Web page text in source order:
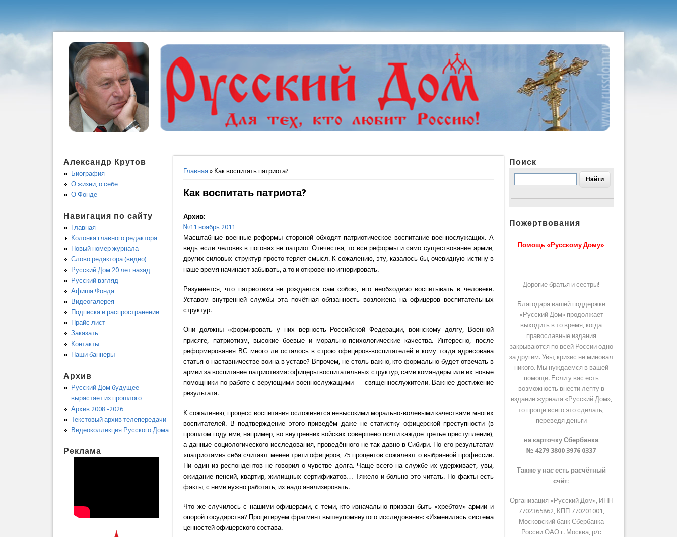
Вы здесь
Главная » Как воспитать патриота?
Как воспитать патриота?
Архив:
№11 ноябрь 2011
Масштабные военные реформы стороной обходят патриотическое воспитание военнослужащих. А
ведь если человек в погонах не патриот Отечества, то все реформы и само существование армии,
других силовых структур просто теряет смысл. К сожалению, эту, казалось бы, очевидную истину в
наше время начинают забывать, а то и откровенно игнорировать.
Разумеется, что патриотизм не рождается сам собою, его необходимо воспитывать в человеке.
Уставом внутренней службы эта почётная обязанность возложена на офицеров воспитательных
структур.
Они должны «формировать у них верность Российской Федерации, воинскому долгу, Военной
присяге, патриотизм, высокие боевые и морально-психологические качества. Интересно, после
реформирования ВС много ли осталось в строю офицеров-воспитателей и кому тогда адресована
статья о наставничестве воина в уставе? Впрочем, не столь важно, кто формально будет отвечать в
армии за воспитание патриотизма: офицеры воспитательных структур, сами командиры или их новые
помощники по работе с верующими военнослужащими — священнослужители. Важнее достижение
результата.
К сожалению, процесс воспитания осложняется невысокими морально-волевыми качествами многих
воспитателей. В подтверждение этого приведём даже не статистку офицерской преступности (в
прошлом году ими, например, во внутренних войсках совершено почти каждое третье преступление),
а данные социологического исследования, проведённого не так давно в Сибири. По его результатам
«патриотами» себя считают менее трети офицеров, 75 процентов сожалеют о выбранной профессии.
Ни один из респондентов не говорил о чувстве долга. Чаще всего на службе их удерживает, увы,
ожидание пенсий, квартир, жилищных сертификатов… Тяжело и больно это читать. Но факты есть
факты, с ними нужно работать, их надо анализировать.
Что же случилось с нашими офицерами, с теми, кто изначально призван быть «хребтом» армии и
опорой государства? Процитируем фрагмент вышеупомянутого исследования: «Изменилась система
ценностей офицерского состава.
Александр Крутов
Биография
О жизни, о себе
О Фонде
Навигация по сайту
Главная
Колонка главного редактора
Новый номер журнала
Слово редактора (видео)
Русский Дом 20 лет назад
Русский взгляд
Афиша Фонда
Видеогалерея
Подписка и распространение
Прайс лист
Заказать
Контакты
Наши баннеры
Архив
Русский Дом будущее
вырастает из прошлого
Архив 2008 -2026
Текстовый архив телепередачи
Видеоколлекция Русского Дома
Реклама
Поиск
Пожертвования
Помощь «Русскому Дому»
Дорогие братья и сестры!
Благодаря вашей поддержке
«Русский Дом» продолжает
выходить в то время, когда
православные издания
закрываются по всей России одно
за другим. Увы, кризис не миновал
никого. Мы нуждаемся в вашей
помощи. Если у вас есть
возможность внести лепту в
издание журнала «Русский Дом»,
то проще всего это сделать,
переведя деньги
на карточку Сбербанка
№ 4279 3800 3976 0337
Также у нас есть расчётный
счёт:
Организация «Русский Дом», ИНН
7702365862, КПП 770201001,
Московский банк Сбербанка
России ОАО г. Москва, р/с